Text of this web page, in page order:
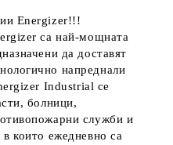
Energizer!!!
са най-мощната
да доставят
напреднали
Industrial се
болници,
служби и
които ежедневно са